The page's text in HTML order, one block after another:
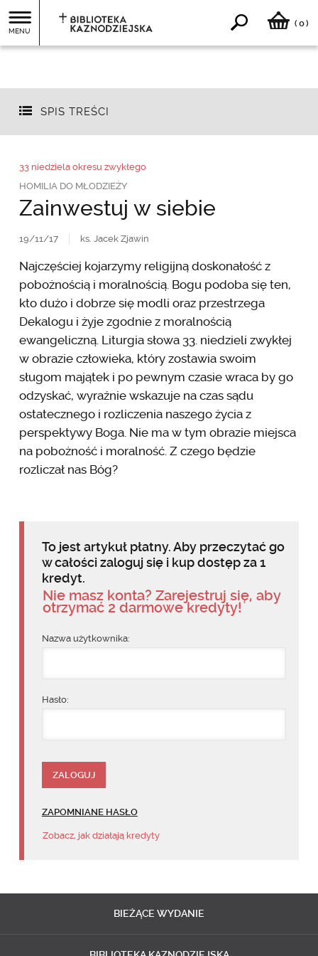
MENU
( 0)
SPIS TREŚCI
33 niedziela okresu zwykłego
HOMILIA DO MŁODZIEŻY
Zainwestuj w siebie
19/11/17 ks. Jacek Zjawin
Najczęściej kojarzymy religijną doskonałość z
pobożnością i moralnością. Bogu podoba się ten,
kto dużo i dobrze się modli oraz przestrzega
Dekalogu i żyje zgodnie z moralnością
ewangeliczną. Liturgia słowa 33. niedzieli zwykłej
w obrazie człowieka, który zostawia swoim
sługom majątek i po pewnym czasie wraca by go
odzyskać, wyraźnie wskazuje na czas sądu
ostatecznego i rozliczenia naszego życia z
perspektywy Boga. Nie ma w tym obrazie miejsca
na pobożność i moralność. Z czego będzie
rozliczał nas Bóg?
To jest artykuł płatny. Aby przeczytać go
w całości zaloguj się i kup dostęp za 1
kredyt.
Nie masz konta? Zarejestruj się, aby
otrzymać 2 darmowe kredyty!
Nazwa użytkownika:
Hasło:
ZAPOMNIANE HASŁO
Zobacz, jak działają kredyty
BIEŻĄCE WYDANIE